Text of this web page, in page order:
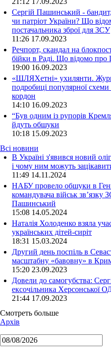
Сергій Пашинський -
чи патріот України? Що
постачальника зброї для ЗСУ
11:26 17.09.2023
Речпорт, скандал на
бійки в Раді. Що відомо
19:00 16.09.2023
«ШЛЯХетні» ухилянти.
подробиці популярної схеми
кордон
14:10 16.09.2023
“Був одним із рупорів
йдуть обшуки
10:18 15.09.2023
Всі новини
В Україні з'явився новий
і чому ним можуть
11:49 14.11.2024
НАБУ провело обшуки в
командувача військ зв’язку
Пашинський
15:08 14.05.2024
Наталія Холоденко взяла
українських дітей-сиріт
18:31 15.03.2024
Другий день поспіль в
масштабну «бавовну» в
15:20 23.09.2023
Довели до самогубства:
ексочільника Херсонської
21:44 17.09.2023
Смотреть больше
Архів